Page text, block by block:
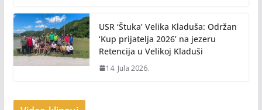
USR ‘Štuka’ Velika Kladuša: Održan
‘Kup prijatelja 2026’ na jezeru
Retencija u Velikoj Kladuši
14. Jula 2026.